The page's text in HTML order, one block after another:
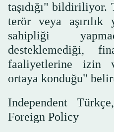
taşıdığı" bildiriliyor.
terör veya aşırılık
sahipliği
desteklemediği,
faaliyetlerine izin
ortaya konduğu"
Independent
Foreign Policy